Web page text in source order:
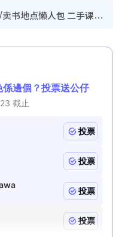
捐书2026︱全港13大捐书/卖书地点懒人包 二手课本最高$150＋旧书换免费咖啡/戏票